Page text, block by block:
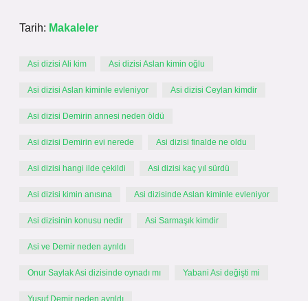
Tarih: Makaleler
Asi dizisi Ali kim Asi dizisi Aslan kimin oğlu
Asi dizisi Aslan kiminle evleniyor Asi dizisi Ceylan kimdir
Asi dizisi Demirin annesi neden öldü
Asi dizisi Demirin evi nerede Asi dizisi finalde ne oldu
Asi dizisi hangi ilde çekildi Asi dizisi kaç yıl sürdü
Asi dizisi kimin anısına Asi dizisinde Aslan kiminle evleniyor
Asi dizisinin konusu nedir Asi Sarmaşık kimdir
Asi ve Demir neden ayrıldı
Onur Saylak Asi dizisinde oynadı mı Yabani Asi değişti mi
Yusuf Demir neden ayrıldı